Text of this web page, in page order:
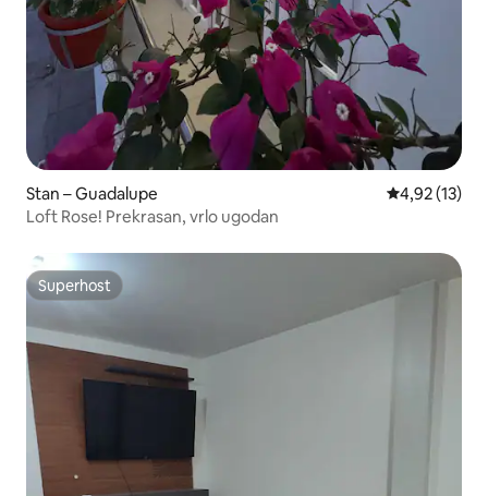
Stan – Guadalupe Prosječna
4,92 (13)
Loft Rose! Prekrasan, vrlo ugodan
Superhost
Superhost